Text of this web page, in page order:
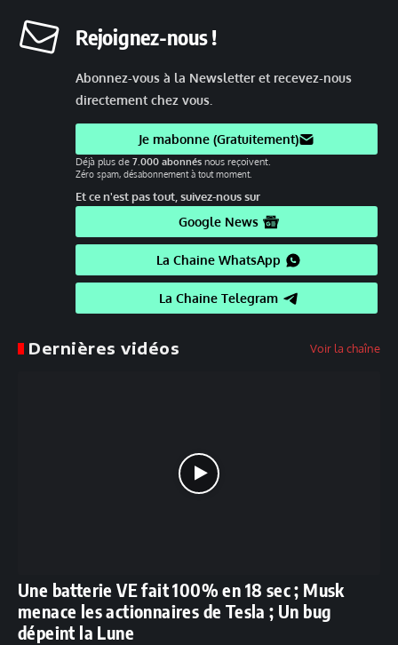
Rejoignez-nous !
Abonnez-vous à la Newsletter et recevez-nous
directement chez vous.
Je mabonne (Gratuitement)
Déjà plus de 7.000 abonnés nous reçoivent.
Zéro spam, désabonnement à tout moment.
Et ce n'est pas tout, suivez-nous sur
Google News
La Chaine WhatsApp
La Chaine Telegram
Dernières vidéos Voir la chaîne
Une batterie VE fait 100% en 18 sec ; Musk
menace les actionnaires de Tesla ; Un bug
dépeint la Lune